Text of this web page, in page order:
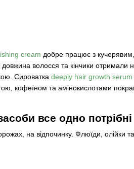
cream добре працює з
волосся та кінчики отримали
Сироватка deeply hair growth serum
кофеїном та амінокислотами
все одно потрібні
на відпочинку. Флюїди, олійки